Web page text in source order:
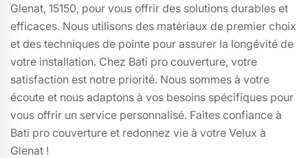
Glenat, 15150, pour vous offrir des solutions durables et
efficaces. Nous utilisons des matériaux de premier choix
et des techniques de pointe pour assurer la longévité de
votre installation. Chez Bati pro couverture, votre
satisfaction est notre priorité. Nous sommes à votre
écoute et nous adaptons à vos besoins spécifiques pour
vous offrir un service personnalisé. Faites confiance à
Bati pro couverture et redonnez vie à votre Velux à
Glenat !